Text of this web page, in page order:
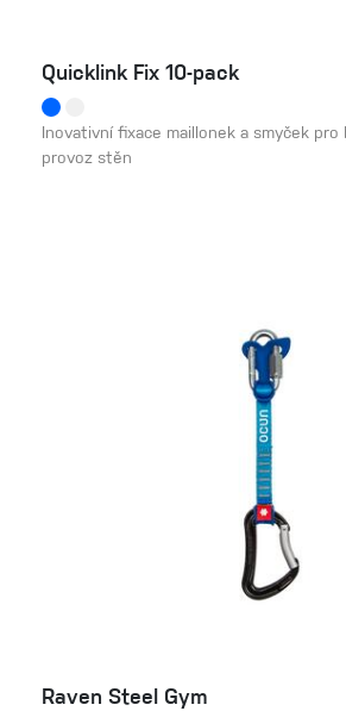
Quicklink Fix 10-pack
Inovativní fixace maillonek a smyček
provoz stěn
Raven Steel Gym